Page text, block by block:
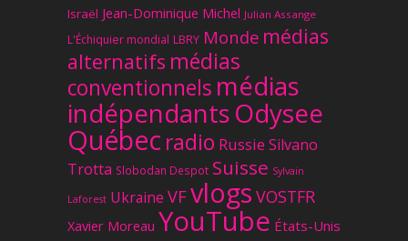
Israël Jean-Dominique Michel Julian Assange
L'Échiquier mondial LBRY Monde médias
alternatifs médias
conventionnels médias
indépendantsOdysee
Québec radio Russie Silvano
Trotta Slobodan Despot Suisse Sylvain
Laforest Ukraine VFvlogs VOSTFR
Xavier Moreau YouTube États-Unis